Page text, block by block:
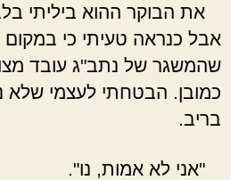
את הבוקר ההוא ביליתי
אבל כנראה טעיתי כי
שהמשגר של נתב"ג עובד
כמובן. הבטחתי לעצמי שלא
בריב.
"אני לא אמות, נו".